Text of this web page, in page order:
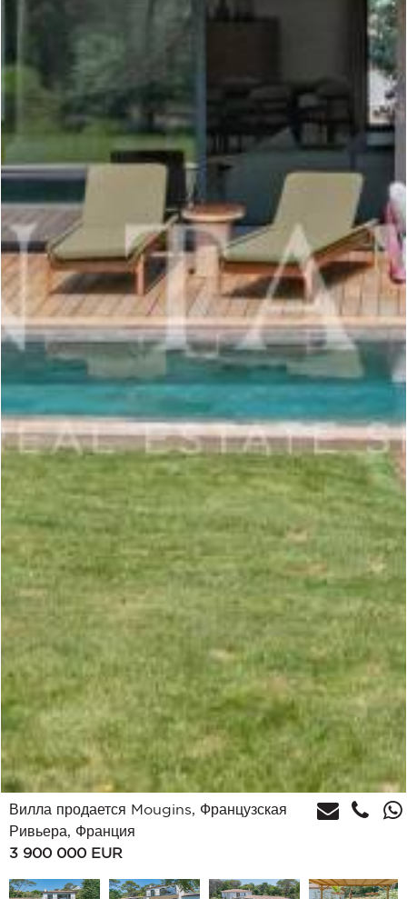
Вилла продается Mougins, Французская
Ривьера, Франция
3 900 000 EUR